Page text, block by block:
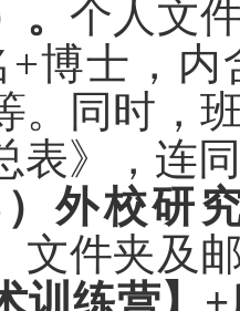
。个人文
+博士，内
。同时，
表》，连
）外校研
文件夹及